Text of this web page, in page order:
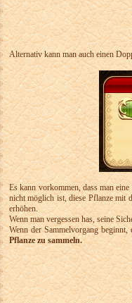
Alternativ kann man auch einen
Es kann vorkommen, dass man
nicht möglich ist, diese Pflanze mit
erhöhen.
Wenn man vergessen has, seine
Wenn der Sammelvorgang
Pflanze zu sammeln.